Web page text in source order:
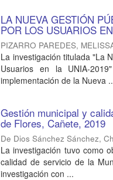
LA NUEVA GESTIÓN
POR LOS USUARIOS
PIZARRO PAREDES,
La investigación titulada "La
Usuarios en la UNIA-
implementación de la Nueva
Gestión municipal y
de Flores, Cañete, 2019
De Dios Sánchez Sánchez,
La investigación tuvo como
calidad de servicio de la
investigación con ...